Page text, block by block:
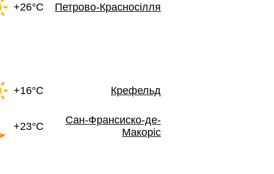
+26°C Петрово-Красносілля
+16°C Крефельд
+23°C
Сан-Франсиско-де-
Макоріс